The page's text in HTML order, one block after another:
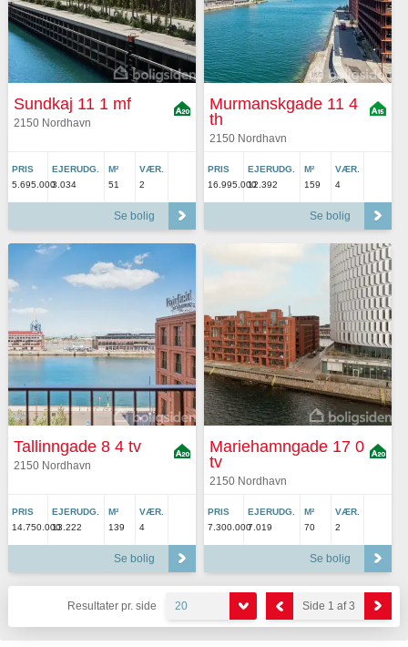
Sundkaj 11 1 mf
2150 Nordhavn
PRIS
5.695.000
EJERUDG.
3.034
M²
51
VÆR.
2
Se bolig
Murmanskgade 11 4
th
2150 Nordhavn
PRIS
16.995.000
EJERUDG.
12.392
M²
159
VÆR.
4
Se bolig
Tallinngade 8 4 tv
2150 Nordhavn
PRIS
14.750.000
EJERUDG.
13.222
M²
139
VÆR.
4
Se bolig
Mariehamngade 17 0
tv
2150 Nordhavn
PRIS
7.300.000
EJERUDG.
7.019
M²
70
VÆR.
2
Se bolig
Resultater pr. side 20 Side 1 af 3